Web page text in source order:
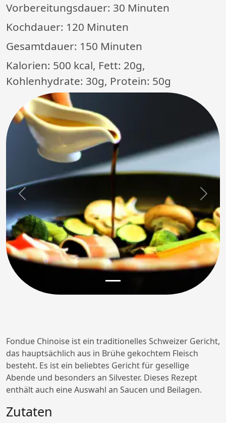
Vorbereitungsdauer: 30 Minuten
Kochdauer: 120 Minuten
Gesamtdauer: 150 Minuten
Kalorien: 500 kcal, Fett: 20g,
Kohlenhydrate: 30g, Protein: 50g
Previous Next
Fondue Chinoise ist ein traditionelles Schweizer Gericht,
das hauptsächlich aus in Brühe gekochtem Fleisch
besteht. Es ist ein beliebtes Gericht für gesellige
Abende und besonders an Silvester. Dieses Rezept
enthält auch eine Auswahl an Saucen und Beilagen.
Zutaten